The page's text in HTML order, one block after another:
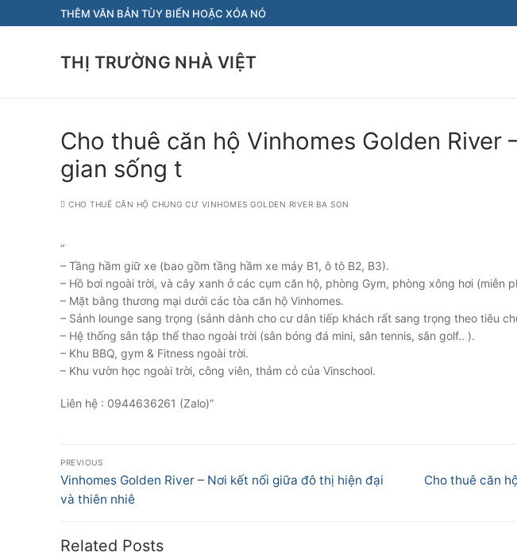
đến
THÊM VĂN BẢN TÙY BIẾN HOẶC XÓA NÓ
THỊ TRƯỜNG NHÀ VIỆT
Cho thuê căn hộ Vinhomes Golden River
gian sống t
CHO THUÊ CĂN HỘ CHUNG CƯ VINHOMES GOLDEN RIVER BA SON
“
– Tầng hầm giữ xe (bao gồm tầng hầm xe máy B1, ô tô B2, B3).
– Hồ bơi ngoài trời, và cây xanh ở các cụm căn hộ, phòng Gym, phòng xông hơi (miễn
– Mặt bằng thương mại dưới các tòa căn hộ Vinhomes.
– Sảnh lounge sang trọng (sảnh dành cho cư dân tiếp khách rất sang trọng theo tiêu
– Hệ thống sân tập thể thao ngoài trời (sân bóng đá mini, sân tennis, sân golf.. ).
– Khu BBQ, gym & Fitness ngoài trời.
– Khu vườn học ngoài trời, công viên, thảm cỏ của Vinschool.
Liên hệ : 0944636261 (Zalo)”
Điều
hướng
bài
viết
PREVIOUS
Previous
post:
Vinhomes Golden River – Nơi kết nối giữa đô thị hiện đại
và thiên nhiê
Next
Cho thuê căn
Related Posts